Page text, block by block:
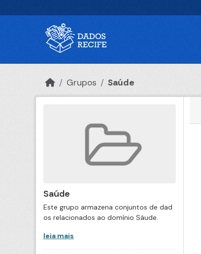
Grupos Saúde
Saúde
Este grupo armazena conjuntos de dad
os relacionados ao domínio Sáude.
leia mais